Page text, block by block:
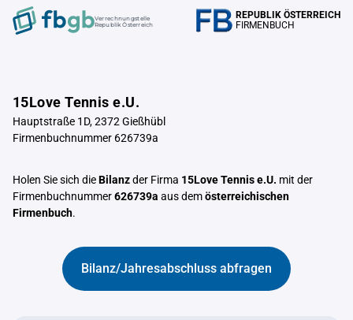
Verrechnungstelle
Republik Österreich
REPUBLIK ÖSTERREICH
FIRMENBUCH
15Love Tennis e.U.
Hauptstraße 1D, 2372 Gießhübl
Firmenbuchnummer 626739a
Holen Sie sich dieBilanzder Firma 15Love Tennis e.U. mit der
Firmenbuchnummer626739a aus demösterreichischen
Firmenbuch.
Bilanz/Jahresabschluss abfragen